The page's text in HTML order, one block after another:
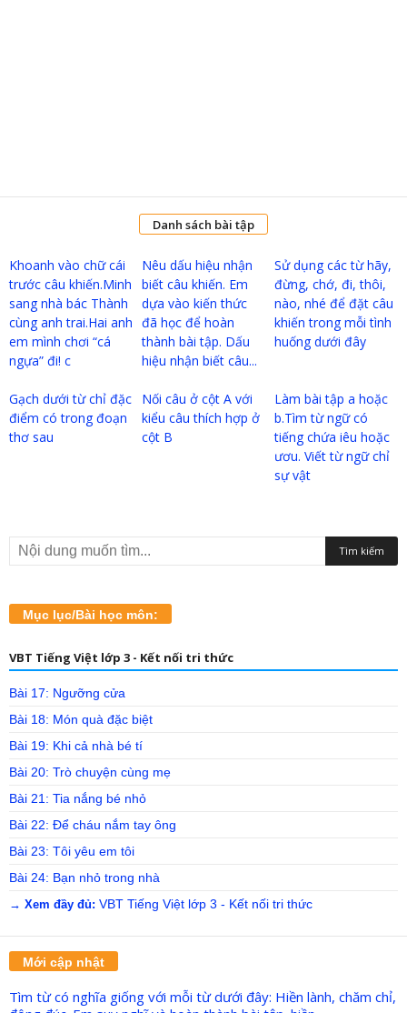
Danh sách bài tập
Khoanh vào chữ cái
trước câu khiến.Minh
sang nhà bác Thành
cùng anh trai.Hai anh
em mình chơi “cá
ngựa” đi! c
Nêu dấu hiệu nhận
biết câu khiến. Em
dựa vào kiến thức
đã học để hoàn
thành bài tập. Dấu
hiệu nhận biết câu...
Sử dụng các từ hãy,
đừng, chớ, đi, thôi,
nào, nhé để đặt câu
khiến trong mỗi tình
huống dưới đây
Gạch dưới từ chỉ đặc
điểm có trong đoạn
thơ sau
Nối câu ở cột A với
kiểu câu thích hợp ở
cột B
Làm bài tập a hoặc
b.Tìm từ ngữ có
tiếng chứa iêu hoặc
ươu. Viết từ ngữ chỉ
sự vật
Mục lục/Bài học môn:
VBT Tiếng Việt lớp 3 - Kết nối tri thức
Bài 17: Ngưỡng cửa
Bài 18: Món quà đặc biệt
Bài 19: Khi cả nhà bé tí
Bài 20: Trò chuyện cùng mẹ
Bài 21: Tia nắng bé nhỏ
Bài 22: Để cháu nắm tay ông
Bài 23: Tôi yêu em tôi
Bài 24: Bạn nhỏ trong nhà
→ Xem đầy đủ: VBT Tiếng Việt lớp 3 - Kết nối tri thức
Mới cập nhật
Tìm từ có nghĩa giống với mỗi từ dưới đây: Hiền lành, chăm chỉ,